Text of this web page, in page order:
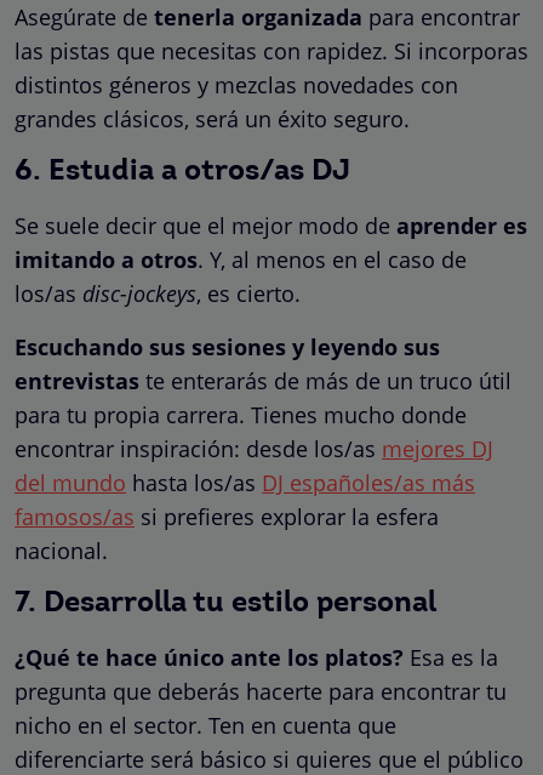
Asegúrate de tenerla organizada para encontrar
las pistas que necesitas con rapidez. Si incorporas
distintos géneros y mezclas novedades con
grandes clásicos, será un éxito seguro.
6. Estudia a otros/as DJ
Se suele decir que el mejor modo de aprender es
imitando a otros. Y, al menos en el caso de
los/as disc-jockeys, es cierto.
Escuchando sus sesiones y leyendo sus
entrevistas te enterarás de más de un truco útil
para tu propia carrera. Tienes mucho donde
encontrar inspiración: desde los/as mejores DJ
del mundo hasta los/as DJ españoles/as más
famosos/as si prefieres explorar la esfera
nacional.
7. Desarrolla tu estilo personal
¿Qué te hace único ante los platos? Esa es la
pregunta que deberás hacerte para encontrar tu
nicho en el sector. Ten en cuenta que
diferenciarte será básico si quieres que el público